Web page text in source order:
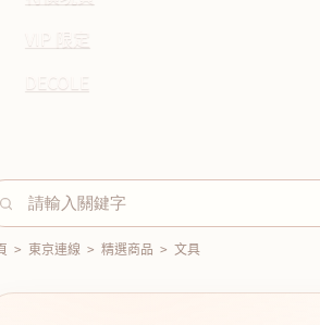
VIP 限定
> 東京連線 > 精選商品 > 文具